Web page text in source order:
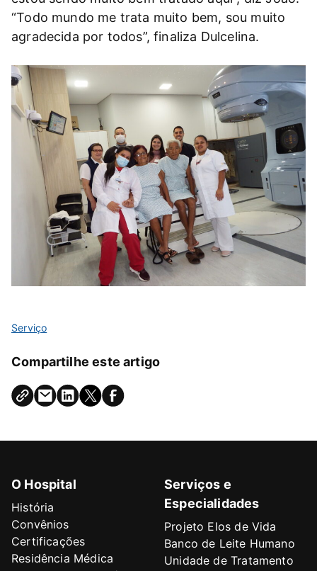
“Todo mundo me trata muito bem, sou muito
agradecida por todos”, finaliza Dulcelina.
Serviço
Compartilhe este artigo
O Hospital
História
Convênios
Certificações
Residência Médica
Serviços e
Especialidades
Projeto Elos de Vida
Banco de Leite Humano
Unidade de Tratamento